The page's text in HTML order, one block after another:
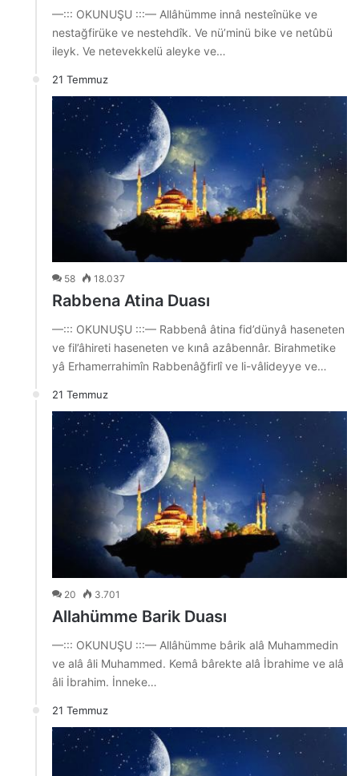
—::: OKUNUŞU :::— Allâhümme innâ nesteînüke ve
nestağfirüke ve nestehdîk. Ve nü’minü bike ve netûbü
ileyk. Ve netevekkelü aleyke ve…
21 Temmuz
58 18.037
Rabbena Atina Duası
—::: OKUNUŞU :::— Rabbenâ âtina fid’dünyâ haseneten
ve fil’âhireti haseneten ve kınâ azâbennâr. Birahmetike
yâ Erhamerrahimîn Rabbenâğfirlî ve li-vâlideyye ve…
21 Temmuz
20 3.701
Allahümme Barik Duası
—::: OKUNUŞU :::— Allâhümme bârik alâ Muhammedin
ve alâ âli Muhammed. Kemâ bârekte alâ İbrahime ve alâ
âli İbrahim. İnneke…
21 Temmuz